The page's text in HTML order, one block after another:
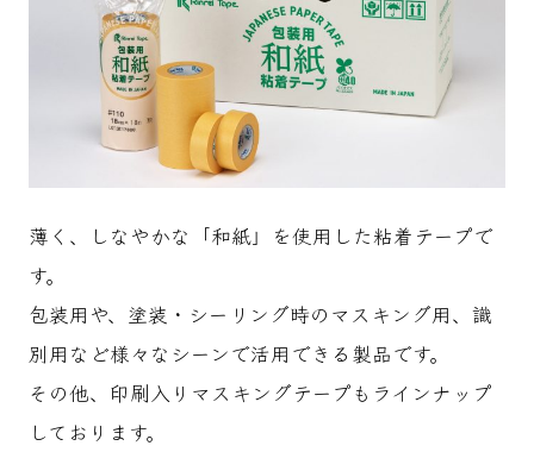
薄く、しなやかな「和紙」を使用した粘着テープで
す。
包装用や、塗装・シーリング時のマスキング用、識
別用など様々なシーンで活用できる製品です。
その他、印刷入りマスキングテープもラインナップ
しております。